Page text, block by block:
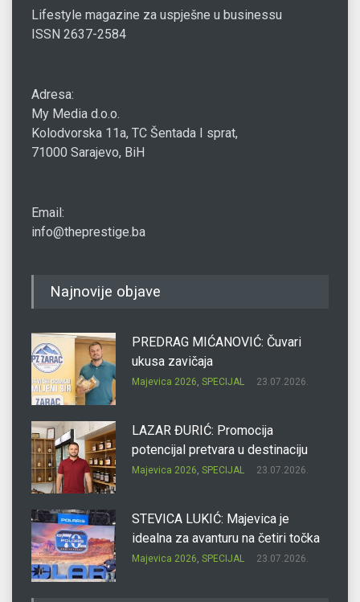
Lifestyle magazine za uspješne u businessu
ISSN 2637-2584
Adresa:
My Media d.o.o.
Kolodvorska 11a, TC Šentada I sprat,
71000 Sarajevo, BiH
Email:
info@theprestige.ba
Najnovije objave
PREDRAG MIĆANOVIĆ: Čuvari
ukusa zavičaja
Majevica 2026, SPECIJAL 23.07.2026.
LAZAR ĐURIĆ: Promocija
potencijal pretvara u destinaciju
Majevica 2026, SPECIJAL 23.07.2026.
STEVICA LUKIĆ: Majevica je
idealna za avanturu na četiri točka
Majevica 2026, SPECIJAL 23.07.2026.